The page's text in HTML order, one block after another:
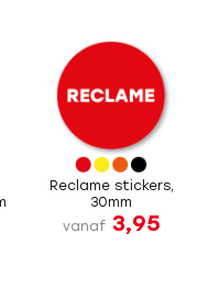
Reclame stickers,
30mm
vanaf 3,95
Volgende